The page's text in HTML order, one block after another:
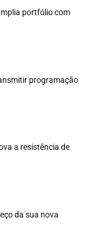
portfólio com
programação
a resistência de
da sua nova